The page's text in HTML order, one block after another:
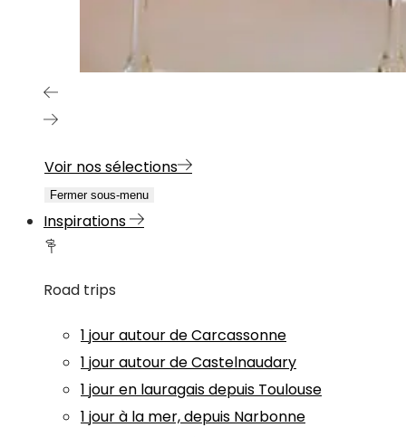
Voir nos sélections
Fermer sous-menu
Inspirations
Road trips
1 jour autour de Carcassonne
1 jour autour de Castelnaudary
1 jour en lauragais depuis Toulouse
1 jour à la mer, depuis Narbonne